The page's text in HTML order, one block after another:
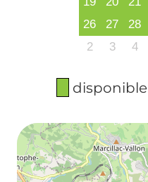
26
27 28
2
3 4
disponible